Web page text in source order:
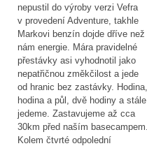
nepustil do výroby verzi Vefra
v provedení Adventure, takhle
Markovi benzín dojde dříve než
nám energie. Mára pravidelné
přestávky asi vyhodnotil jako
nepatřičnou změkčilost a jede
od hranic bez zastávky. Hodina,
hodina a půl, dvě hodiny a stále
jedeme. Zastavujeme až cca
30km před naším basecampem.
Kolem čtvrté odpolední